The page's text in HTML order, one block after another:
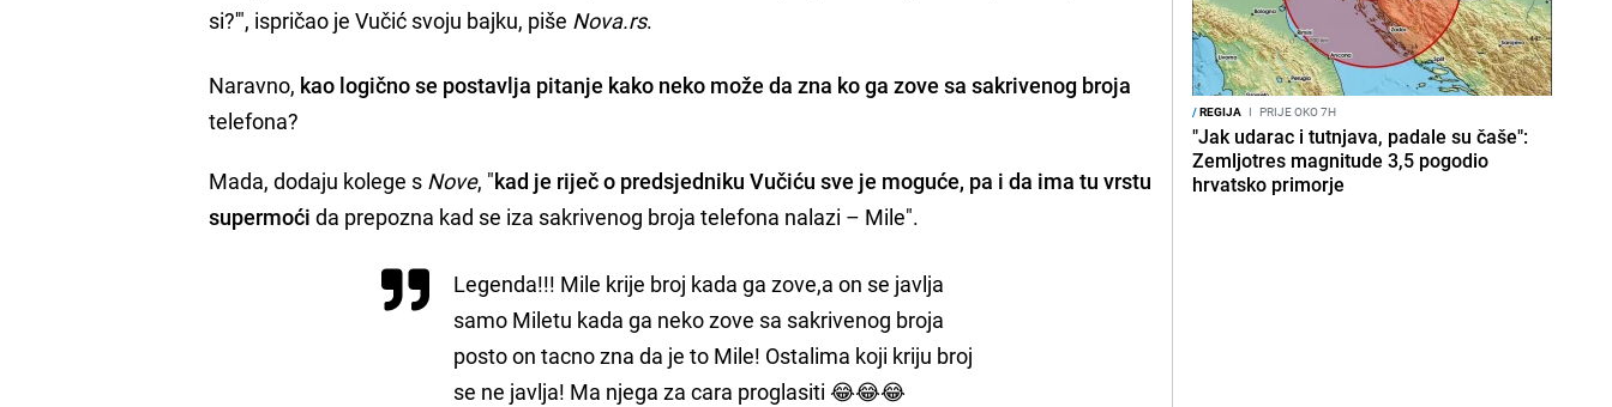
si?'", ispričao je Vučić svoju bajku, piše Nova.rs.
Naravno, kao logično se postavlja pitanje kako neko može da zna ko ga zove sa sakrivenog broja
telefona?
Mada, dodaju kolege s Nove, "kad je riječ o predsjedniku Vučiću sve je moguće, pa i da ima tu vrstu
supermoći da prepozna kad se iza sakrivenog broja telefona nalazi – Mile".
Legenda!!! Mile krije broj kada ga zove,a on se javlja
samo Miletu kada ga neko zove sa sakrivenog broja
posto on tacno zna da je to Mile! Ostalima koji kriju broj
se ne javlja! Ma njega za cara proglasiti 😂😂😂
/REGIJA I PRIJE OKO 7H
"Jak udarac i tutnjava, padale su čaše":
Zemljotres magnitude 3,5 pogodio
hrvatsko primorje